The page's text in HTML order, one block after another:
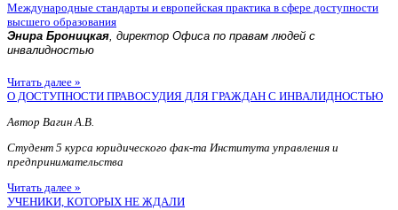
Международные стандарты и европейская практика в сфере доступности
высшего образования
Энира Броницкая, директор Офиса по правам людей с
инвалидностью
Читать далее »
О ДОСТУПНОСТИ ПРАВОСУДИЯ ДЛЯ ГРАЖДАН С ИНВАЛИДНОСТЬЮ
Автор Вагин А.В.
Студент 5 курса юридического фак-та Института управления и
предпринимательства
Читать далее »
УЧЕНИКИ, КОТОРЫХ НЕ ЖДАЛИ